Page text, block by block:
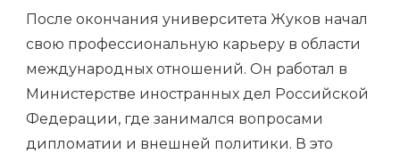
После окончания университета Жуков начал
свою профессиональную карьеру в области
международных отношений. Он работал в
Министерстве иностранных дел Российской
Федерации, где занимался вопросами
дипломатии и внешней политики. В это